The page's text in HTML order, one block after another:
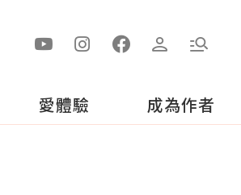
愛體驗 成為作者